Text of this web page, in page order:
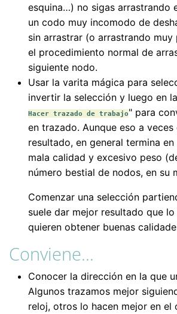
esquina…) no sigas arrastrando
un codo muy incomodo de
sin arrastrar (o arrastrando
el procedimiento normal de
siguiente nodo.
Usar la varita mágica para
invertir la selección y luego en
Hacer trazado de trabajo" para
en trazado. Aunque eso a veces
resultado, en general termina
mala calidad y excesivo peso
número bestial de nodos, en su
Comenzar una selección
suele dar mejor resultado que
quieren obtener buenas
Conviene…
Conocer la dirección en la que
Algunos trazamos mejor
reloj, otros lo hacen mejor en el